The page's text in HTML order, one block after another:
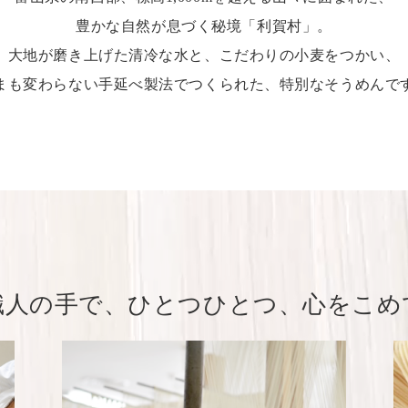
豊かな自然が息づく秘境「利賀村」。
大地が磨き上げた清冷な水と、こだわりの小麦をつかい、
も変わらない手延べ製法でつくられた、特別なそうめんで
人の手で、ひとつひとつ、心をこめ